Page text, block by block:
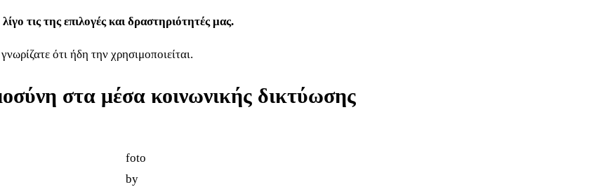
τις της επιλογές και δραστηριότητές μας.
ότι ήδη την χρησιμοποιείται.
στα μέσα κοινωνικής δικτύωσης
foto
by